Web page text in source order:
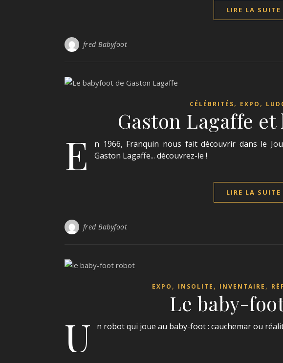
LIRE LA SUITE
fred Babyfoot
CÉLÉBRITÉS, EXPO ,
Gaston Lagaffe
E
n 1966, Franquin nous fait découvrir dans le
Gaston Lagaffe... découvrez-le !
LIRE LA SUITE
fred Babyfoot
EXPO , INSOLITE , INVENTAIRE ,
Le baby-
U n robot qui joue au baby-foot : cauchemar ou